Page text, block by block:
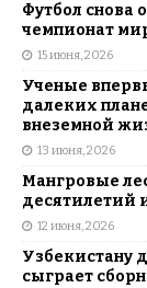
Футбол снова
чемпионат
15 июня, 2026
Ученые
далеких
внеземной
13 июня, 2026
Мангровые
десятилетий
12 июня, 2026
Узбекистану
сыграет